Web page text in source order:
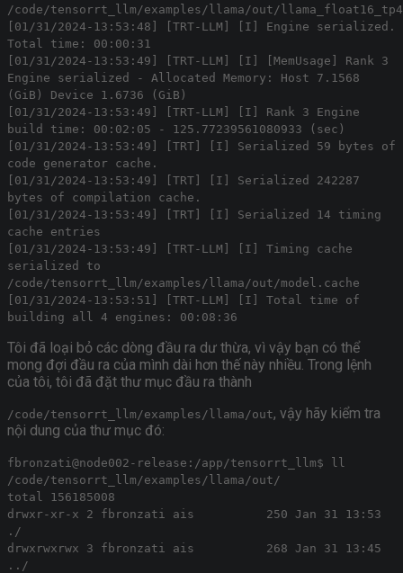
/code/tensorrt_llm/examples/llama/out/
[01/31/2024-13:53:48] [TRT-LLM] [I] Engine serialized.
Total time: 00:00:31
[01/31/2024-13:53:49] [TRT-LLM] [I] [MemUsage] Rank 3
Engine serialized - Allocated Memory: Host 7.1568
(GiB) Device 1.6736 (GiB)
[01/31/2024-13:53:49] [TRT-LLM] [I] Rank 3 Engine
build time: 00:02:05 - 125.77239561080933 (sec)
[01/31/2024-13:53:49] [TRT] [I] Serialized 59 bytes of
code generator cache.
[01/31/2024-13:53:49] [TRT] [I] Serialized 242287
bytes of compilation cache.
[01/31/2024-13:53:49] [TRT] [I] Serialized 14 timing
cache entries
[01/31/2024-13:53:49] [TRT-LLM] [I] Timing cache
serialized to
/code/tensorrt_llm/examples/llama/out/model.cache
[01/31/2024-13:53:51] [TRT-LLM] [I] Total time of
building all 4 engines: 00:08:36
Tôi đã loại bỏ các dòng đầu ra dư thừa, vì vậy bạn có thể
mong đợi đầu ra của mình dài hơn thế này nhiều. Trong lệnh
của tôi, tôi đã đặt thư mục đầu ra thành
/code/tensorrt_llm/examples/llama/out, vậy hãy kiểm tra
nội dung của thư mục đó:
fbronzati@node002-release:/app/tensorrt_llm$ ll
/code/tensorrt_llm/examples/llama/out/
total 156185008
drwxr-xr-x 2 fbronzati ais 250 Jan 31 13:53
./
drwxrwxrwx 3 fbronzati ais 268 Jan 31 13:45
../